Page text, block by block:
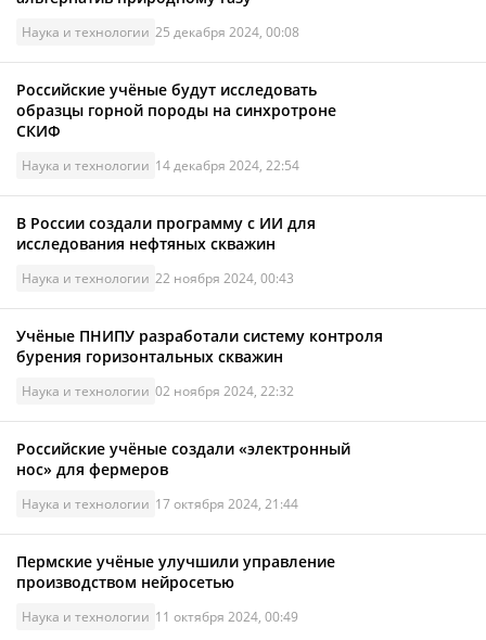
Наука и технологии 25 декабря 2024, 00:08
Российские учёные будут исследовать
образцы горной породы на синхротроне
СКИФ
Наука и технологии 14 декабря 2024, 22:54
В России создали программу с ИИ для
исследования нефтяных скважин
Наука и технологии 22 ноября 2024, 00:43
Учёные ПНИПУ разработали систему контроля
бурения горизонтальных скважин
Наука и технологии 02 ноября 2024, 22:32
Российские учёные создали «электронный
нос» для фермеров
Наука и технологии 17 октября 2024, 21:44
Пермские учёные улучшили управление
производством нейросетью
Наука и технологии 11 октября 2024, 00:49